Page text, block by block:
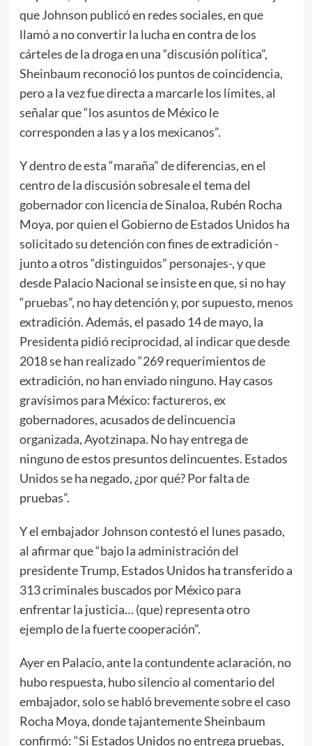
que Johnson publicó en redes sociales, en que
llamó a no convertir la lucha en contra de los
cárteles de la droga en una “discusión política”,
Sheinbaum reconoció los puntos de coincidencia,
pero a la vez fue directa a marcarle los límites, al
señalar que “los asuntos de México le
corresponden a las y a los mexicanos”.
Y dentro de esta “maraña” de diferencias, en el
centro de la discusión sobresale el tema del
gobernador con licencia de Sinaloa, Rubén Rocha
Moya, por quien el Gobierno de Estados Unidos ha
solicitado su detención con fines de extradición -
junto a otros “distinguidos” personajes-, y que
desde Palacio Nacional se insiste en que, si no hay
“pruebas”, no hay detención y, por supuesto, menos
extradición. Además, el pasado 14 de mayo, la
Presidenta pidió reciprocidad, al indicar que desde
2018 se han realizado “269 requerimientos de
extradición, no han enviado ninguno. Hay casos
gravísimos para México: factureros, ex
gobernadores, acusados de delincuencia
organizada, Ayotzinapa. No hay entrega de
ninguno de estos presuntos delincuentes. Estados
Unidos se ha negado, ¿por qué? Por falta de
pruebas”.
Y el embajador Johnson contestó el lunes pasado,
al afirmar que “bajo la administración del
presidente Trump, Estados Unidos ha transferido a
313 criminales buscados por México para
enfrentar la justicia… (que) representa otro
ejemplo de la fuerte cooperación”.
Ayer en Palacio, ante la contundente aclaración, no
hubo respuesta, hubo silencio al comentario del
embajador, solo se habló brevemente sobre el caso
Rocha Moya, donde tajantemente Sheinbaum
confirmó: “Si Estados Unidos no entrega pruebas,